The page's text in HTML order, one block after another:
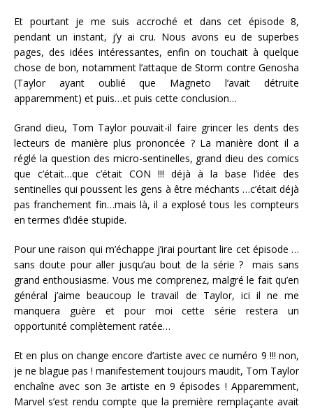
Et pourtant je me suis accroché et dans cet épisode 8,
pendant un instant, j’y ai cru. Nous avons eu de superbes
pages, des idées intéressantes, enfin on touchait à quelque
chose de bon, notamment l’attaque de Storm contre Genosha
(Taylor ayant oublié que Magneto l’avait détruite
apparemment) et puis…et puis cette conclusion…
Grand dieu, Tom Taylor pouvait-il faire grincer les dents des
lecteurs de manière plus prononcée ? La manière dont il a
réglé la question des micro-sentinelles, grand dieu des comics
que c’était…que c’était CON !!! déjà à la base l’idée des
sentinelles qui poussent les gens à être méchants …c’était déjà
pas franchement fin…mais là, il a explosé tous les compteurs
en termes d’idée stupide.
Pour une raison qui m’échappe j’irai pourtant lire cet épisode …
sans doute pour aller jusqu’au bout de la série ? mais sans
grand enthousiasme. Vous me comprenez, malgré le fait qu’en
général j’aime beaucoup le travail de Taylor, ici il ne me
manquera guère et pour moi cette série restera un
opportunité complètement ratée…
Et en plus on change encore d’artiste avec ce numéro 9 !!! non,
je ne blague pas ! manifestement toujours maudit, Tom Taylor
enchaîne avec son 3e artiste en 9 épisodes ! Apparemment,
Marvel s’est rendu compte que la première remplaçante avait